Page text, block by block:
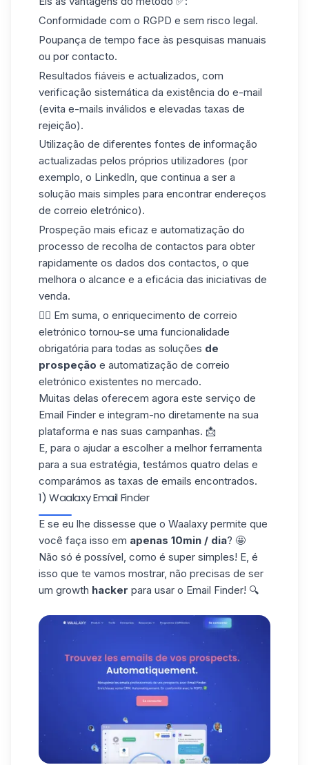
Conformidade com o RGPD e sem risco legal.
Poupança de tempo face às pesquisas manuais
ou por contacto.
Resultados fiáveis e actualizados, com
verificação sistemática da existência do e-mail
(evita e-mails inválidos e elevadas taxas de
rejeição).
Utilização de diferentes fontes de informação
actualizadas pelos próprios utilizadores (por
exemplo, o LinkedIn, que continua a ser a
solução mais simples para encontrar endereços
de correio eletrónico).
Prospeção mais eficaz e automatização do
processo de recolha de contactos para obter
rapidamente os dados dos contactos, o que
melhora o alcance e a eficácia das iniciativas de
venda.
👉🏼 Em suma, o enriquecimento de correio
eletrónico tornou-se uma funcionalidade
obrigatória para todas as soluções de
prospeção e automatização de correio
eletrónico existentes no mercado.
Muitas delas oferecem agora este serviço de
Email Finder e integram-no diretamente na sua
plataforma e nas suas campanhas. 📩
E, para o ajudar a escolher a melhor ferramenta
para a sua estratégia, testámos quatro delas e
comparámos as taxas de emails encontrados.
1) Waalaxy Email Finder
E se eu lhe dissesse que o Waalaxy permite que
você faça isso em apenas 10min / dia? 🤩
Não só é possível, como é super simples! E, é
isso que te vamos mostrar, não precisas de ser
um growth hacker para usar o Email Finder! 🔍